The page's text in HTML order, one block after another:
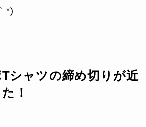
*)
シャツの締め切りが近
！